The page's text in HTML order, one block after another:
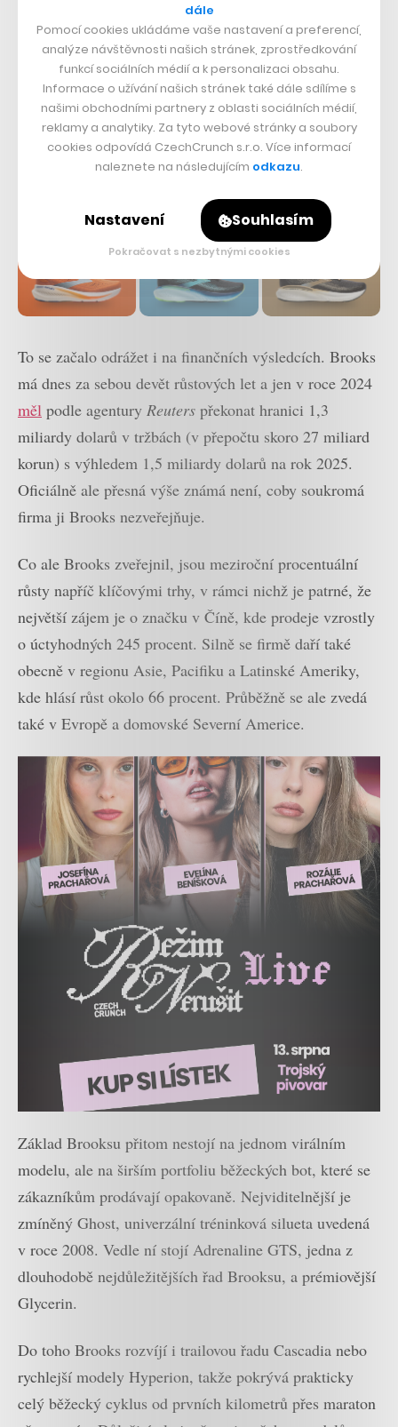
Foto: Brooks
To se začalo odrážet i na finančních výsledcích. Brooks
má dnes za sebou devět růstových let a jen v roce 2024
měl podle agentury Reuters překonat hranici 1,3
miliardy dolarů v tržbách (v přepočtu skoro 27 miliard
korun) s výhledem 1,5 miliardy dolarů na rok 2025.
Oficiálně ale přesná výše známá není, coby soukromá
firma ji Brooks nezveřejňuje.
Co ale Brooks zveřejnil, jsou meziroční procentuální
růsty napříč klíčovými trhy, v rámci nichž je patrné, že
největší zájem je o značku v Číně, kde prodeje vzrostly
o úctyhodných 245 procent. Silně se firmě daří také
obecně v regionu Asie, Pacifiku a Latinské Ameriky,
kde hlásí růst okolo 66 procent. Průběžně se ale zvedá
také v Evropě a domovské Severní Americe.
Základ Brooksu přitom nestojí na jednom virálním
modelu, ale na širším portfoliu běžeckých bot, které se
zákazníkům prodávají opakovaně. Nejviditelnější je
zmíněný Ghost, univerzální tréninková silueta uvedená
v roce 2008. Vedle ní stojí Adrenaline GTS, jedna z
dlouhodobě nejdůležitějších řad Brooksu, a prémiovější
Glycerin.
Do toho Brooks rozvíjí i trailovou řadu Cascadia nebo
rychlejší modely Hyperion, takže pokrývá prakticky
celý běžecký cyklus od prvních kilometrů přes maraton
dále
Pomocí cookies ukládáme vaše nastavení a preferencí,
analýze návštěvnosti našich stránek, zprostředkování
funkcí sociálních médií a k personalizaci obsahu.
Informace o užívání našich stránek také dále sdílíme s
našimi obchodními partnery z oblasti sociálních médií,
reklamy a analytiky. Za tyto webové stránky a soubory
cookies odpovídá CzechCrunch s.r.o. Více informací
naleznete na následujícím odkazu.
Nastavení Souhlasím
Pokračovat s nezbytnými cookies